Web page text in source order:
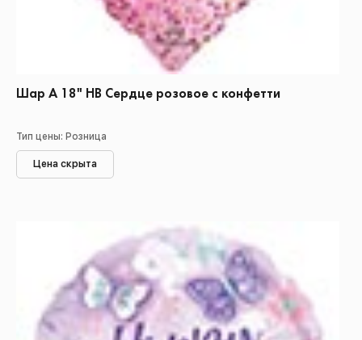
Шар А 18" НВ Сердце розовое с конфетти
Тип цены: Розница
Цена скрыта